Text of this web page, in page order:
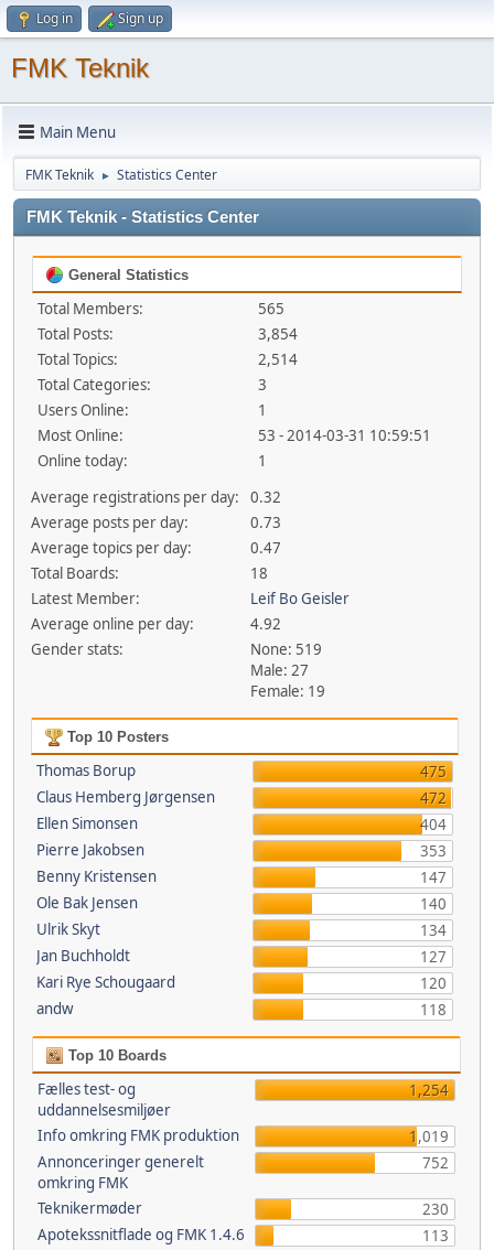
Log in Sign up
FMK Teknik
Main Menu
FMK Teknik ► Statistics Center
FMK Teknik - Statistics Center
General Statistics
Total Members:
565
Total Posts:
3,854
Total Topics:
2,514
Total Categories:
3
Users Online:
1
Most Online:
53 - 2014-03-31 10:59:51
Online today:
1
Average registrations per day:
0.32
Average posts per day:
0.73
Average topics per day:
0.47
Total Boards:
18
Latest Member:
Leif Bo Geisler
Average online per day:
4.92
Gender stats:
None: 519
Male: 27
Female: 19
Top 10 Posters
Thomas Borup
475
Claus Hemberg Jørgensen
472
Ellen Simonsen
404
Pierre Jakobsen
353
Benny Kristensen
147
Ole Bak Jensen
140
Ulrik Skyt
134
Jan Buchholdt
127
Kari Rye Schougaard
120
andw
118
Top 10 Boards
Fælles test- og
uddannelsesmiljøer
1,254
Info omkring FMK produktion
1,019
Annonceringer generelt
omkring FMK
752
Teknikermøder
230
Apotekssnitflade og FMK 1.4.6
113